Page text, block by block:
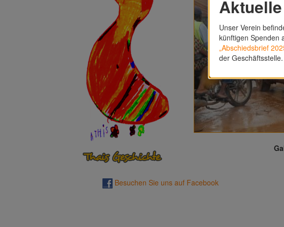
Besuchen Sie uns auf Facebook
Unser Verein
künftigen Spenden
„Abschiedsbrief
der Geschäftsstelle.